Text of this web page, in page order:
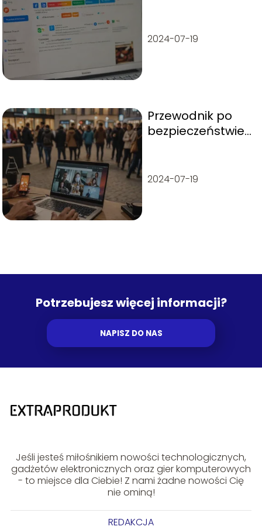
2024-07-19
Przewodnik po
bezpieczeństwie
2024-07-19
Potrzebujesz więcej informacji?
NAPISZ DO NAS
Jeśli jesteś miłośnikiem nowości technologicznych,
gadżetów elektronicznych oraz gier komputerowych
- to miejsce dla Ciebie! Z nami żadne nowości Cię
nie ominą!
REDAKCJA